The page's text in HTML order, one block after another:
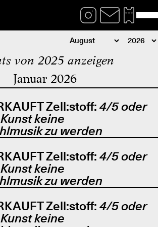
von 2025 anzeigen
Januar 2026
Zell:stoff: 4/5 oder
keine
zu werden
Zell:stoff: 4/5 oder
keine
zu werden
Zell:stoff: 4/5 oder
keine